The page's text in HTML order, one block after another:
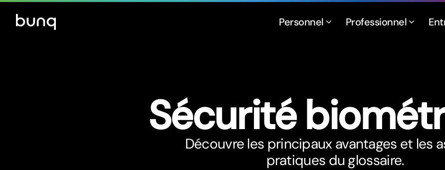
Personnel Professionnel
Sécurité
Découvre les principaux avantages et les
pratiques du glossaire.